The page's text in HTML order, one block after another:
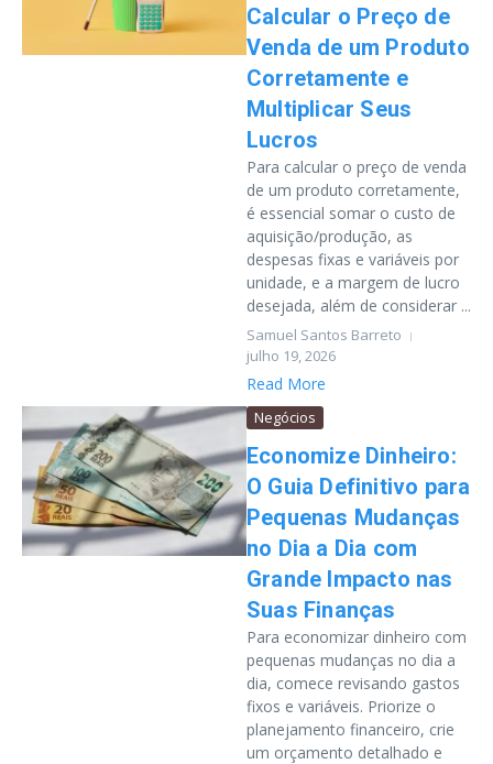
Calcular o Preço de
Venda de um Produto
Corretamente e
Multiplicar Seus
Lucros
Para calcular o preço de venda
de um produto corretamente,
é essencial somar o custo de
aquisição/produção, as
despesas fixas e variáveis por
unidade, e a margem de lucro
desejada, além de considerar ...
Samuel Santos Barreto
julho 19, 2026
Read More
Negócios
Economize Dinheiro:
O Guia Definitivo para
Pequenas Mudanças
no Dia a Dia com
Grande Impacto nas
Suas Finanças
Para economizar dinheiro com
pequenas mudanças no dia a
dia, comece revisando gastos
fixos e variáveis. Priorize o
planejamento financeiro, crie
um orçamento detalhado e